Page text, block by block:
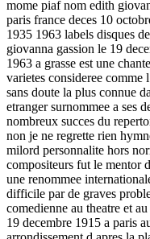
mome piaf nom edith
paris france deces 10
1935 1963 labels disques
giovanna gassion le 19
1963 a grasse est une
varietes consideree comme
sans doute la plus connue
etranger surnommee a ses
nombreux succes du
non je ne regrette rien
milord personnalite hors
compositeurs fut le mentor
une renommee
difficile par de graves
comedienne au theatre et
19 decembre 1915 a paris